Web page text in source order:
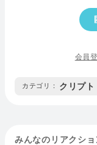
会員
カテゴリ : クリプト
みんなのリアクショ